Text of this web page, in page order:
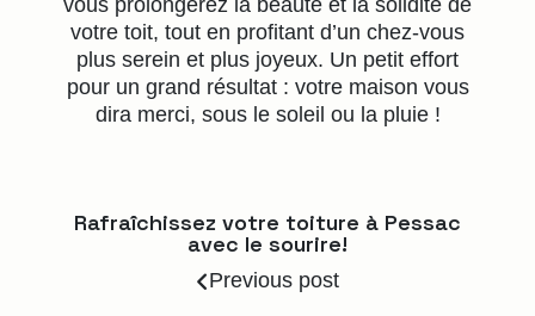
vous prolongerez la beauté et la solidité de
votre toit, tout en profitant d’un chez-vous
plus serein et plus joyeux. Un petit effort
pour un grand résultat : votre maison vous
dira merci, sous le soleil ou la pluie !
Rafraîchissez votre toiture à Pessac
avec le sourire!
Previous post